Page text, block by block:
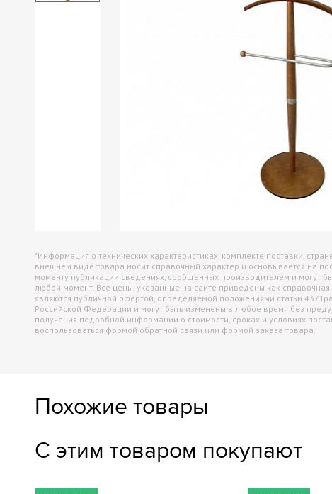
*Информация о технических характеристиках, комплекте поставки,
внешнем виде товара носит справочный характер и основывается на
моменту публикации сведениях, сообщенных производителем и могут
любой момент. Все цены, указанные на сайте приведены как
являются публичной офертой, определяемой положениями статьи 437
Российской Федерации и могут быть изменены в любое время без
получения подробной информации о стоимости, сроках и условиях
воспользоваться формой обратной связи или формой заказа товара.
Похожие товары
С этим товаром покупают